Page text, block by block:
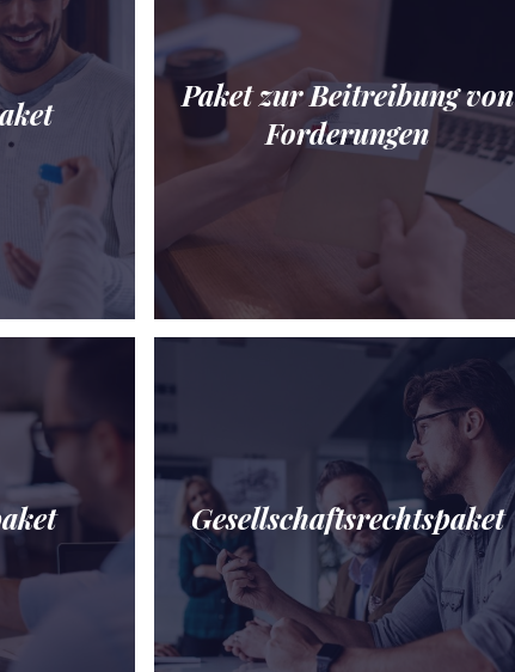
Paket zur Beitreibung von
Forderungen
Gesellschaftsrechtspaket